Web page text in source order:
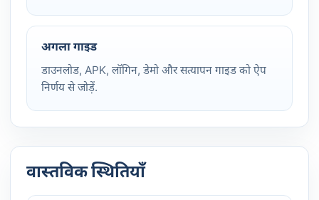
अगला गाइड
डाउनलोड, APK, लॉगिन, डेमो और सत्यापन गाइड को ऐप
निर्णय से जोड़ें.
वास्तविक स्थितियाँ